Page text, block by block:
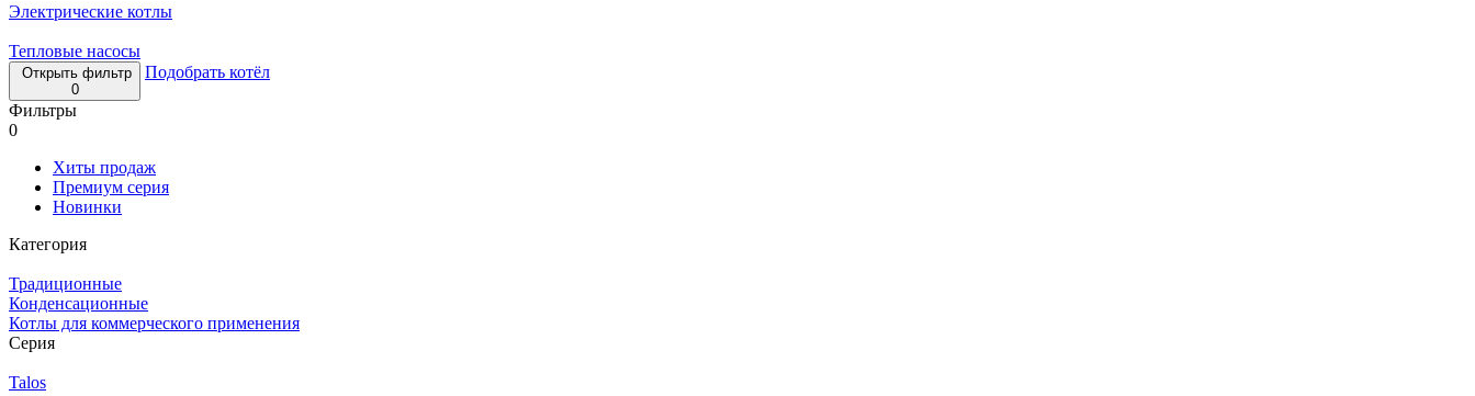
Электрические котлы
Тепловые насосы
Открыть фильтр
0
Подобрать котёл
Фильтры
0
Хиты продаж
Премиум серия
Новинки
Категория
Традиционные
Конденсационные
Котлы для коммерческого применения
Серия
Talos